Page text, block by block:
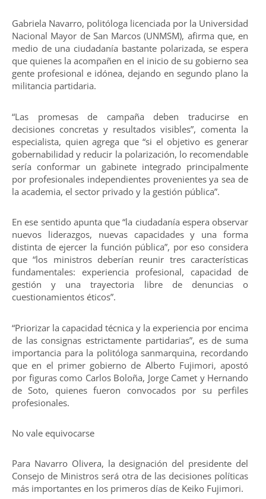
Gabriela Navarro, politóloga licenciada por la Universidad
Nacional Mayor de San Marcos (UNMSM), afirma que, en
medio de una ciudadanía bastante polarizada, se espera
que quienes la acompañen en el inicio de su gobierno sea
gente profesional e idónea, dejando en segundo plano la
militancia partidaria.
“Las promesas de campaña deben traducirse en
decisiones concretas y resultados visibles”, comenta la
especialista, quien agrega que “si el objetivo es generar
gobernabilidad y reducir la polarización, lo recomendable
sería conformar un gabinete integrado principalmente
por profesionales independientes provenientes ya sea de
la academia, el sector privado y la gestión pública”.
En ese sentido apunta que “la ciudadanía espera observar
nuevos liderazgos, nuevas capacidades y una forma
distinta de ejercer la función pública”, por eso considera
que “los ministros deberían reunir tres características
fundamentales: experiencia profesional, capacidad de
gestión y una trayectoria libre de denuncias o
cuestionamientos éticos”.
“Priorizar la capacidad técnica y la experiencia por encima
de las consignas estrictamente partidarias”, es de suma
importancia para la politóloga sanmarquina, recordando
que en el primer gobierno de Alberto Fujimori, apostó
por figuras como Carlos Boloña, Jorge Camet y Hernando
de Soto, quienes fueron convocados por su perfiles
profesionales.
No vale equivocarse
Para Navarro Olivera, la designación del presidente del
Consejo de Ministros será otra de las decisiones políticas
más importantes en los primeros días de Keiko Fujimori.